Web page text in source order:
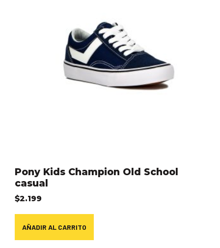
Pony Kids Champion Old School
casual
$2.199
AÑADIR AL CARRITO